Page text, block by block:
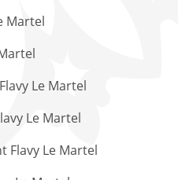
Martel
Le Martel
Le Martel
Flavy Le Martel